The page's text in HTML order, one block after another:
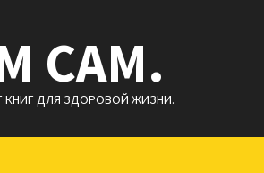
САМ.
КНИГ ДЛЯ ЗДОРОВОЙ ЖИЗНИ.